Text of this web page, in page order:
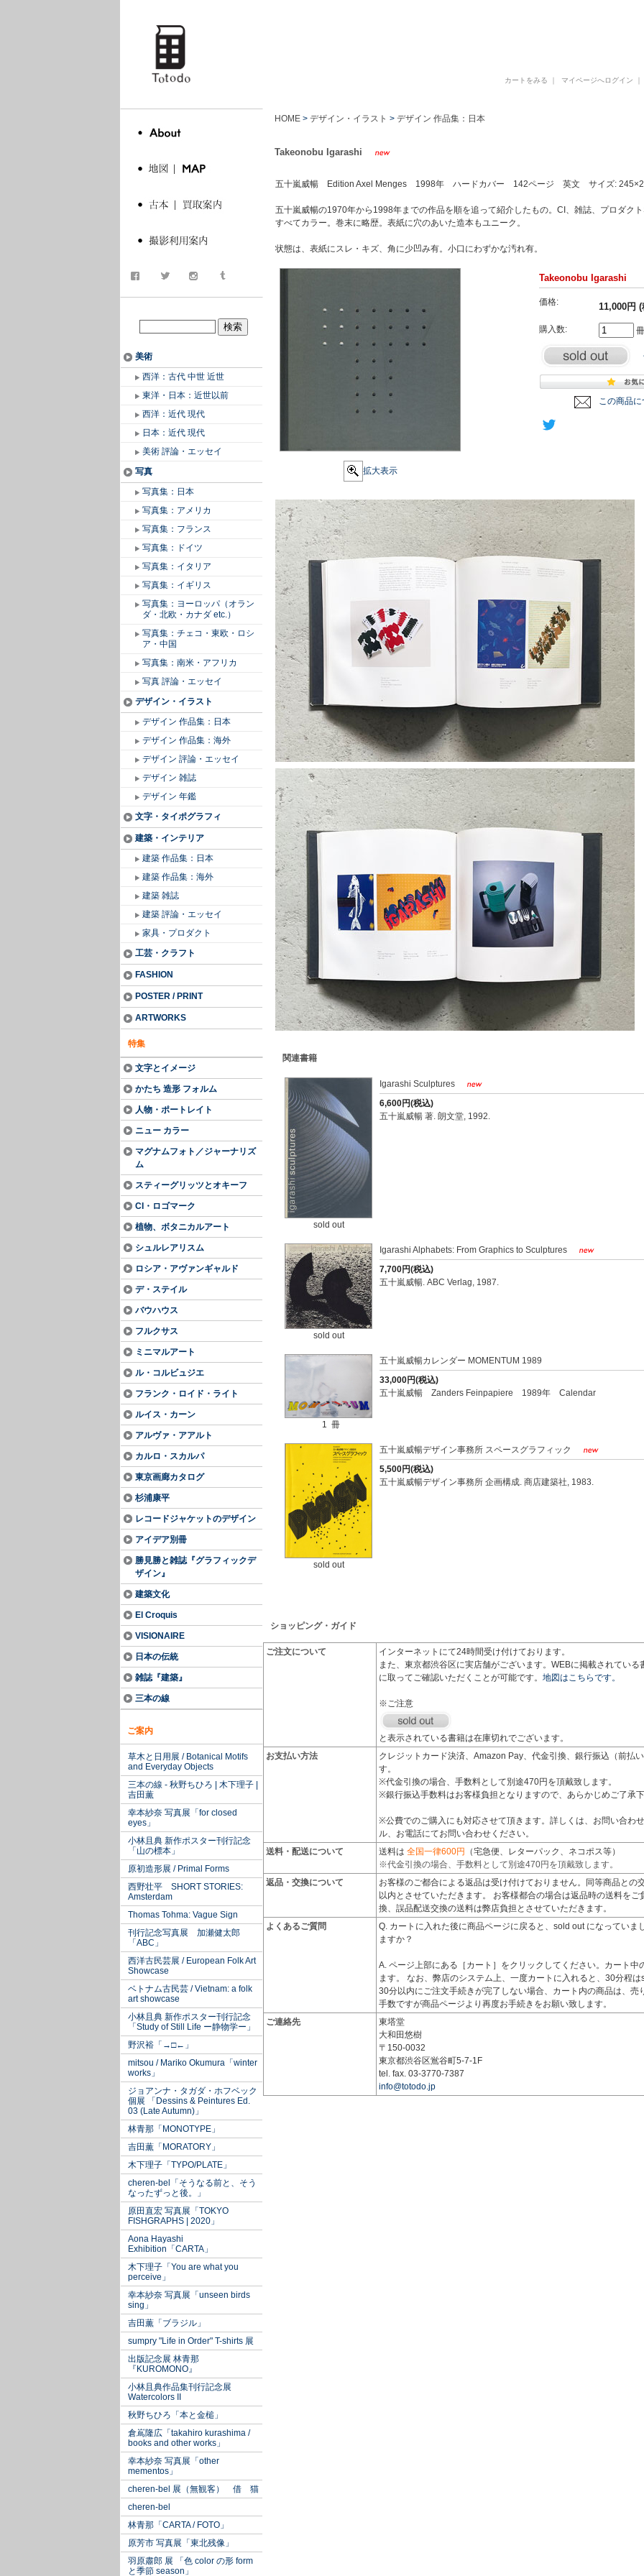
カートをみる マイページへログイン
美術
西洋：古代 中世 近世
東洋・日本：近世以前
西洋：近代 現代
日本：近代 現代
美術 評論・エッセイ
写真
写真集：日本
写真集：アメリカ
写真集：フランス
写真集：ドイツ
写真集：イタリア
写真集：イギリス
写真集：ヨーロッパ（オラン
ダ・北欧・カナダ etc.）
写真集：チェコ・東欧・ロシ
ア・中国
写真集：南米・アフリカ
写真 評論・エッセイ
デザイン・イラスト
デザイン 作品集：日本
デザイン 作品集：海外
デザイン 評論・エッセイ
デザイン 雑誌
デザイン 年鑑
文字・タイポグラフィ
建築・インテリア
建築 作品集：日本
建築 作品集：海外
建築 雑誌
建築 評論・エッセイ
家具・プロダクト
工芸・クラフト
FASHION
POSTER / PRINT
ARTWORKS
特集
文字とイメージ
かたち 造形 フォルム
人物・ポートレイト
ニュー カラー
マグナムフォト／ジャーナリズ
ム
スティーグリッツとオキーフ
CI・ロゴマーク
植物、ボタニカルアート
シュルレアリスム
ロシア・アヴァンギャルド
デ・ステイル
バウハウス
フルクサス
ミニマルアート
ル・コルビュジエ
フランク・ロイド・ライト
ルイス・カーン
アルヴァ・アアルト
カルロ・スカルパ
東京画廊カタログ
杉浦康平
レコードジャケットのデザイン
アイデア別冊
勝見勝と雑誌『グラフィックデ
ザイン』
建築文化
El Croquis
VISIONAIRE
日本の伝統
雑誌『建築』
三本の線
ご案内
草木と日用展 / Botanical Motifs
and Everyday Objects
三本の線 - 秋野ちひろ | 木下理子 |
吉田薫
幸本紗奈 写真展「for closed
eyes」
小林且典 新作ポスター刊行記念
「山の標本」
原初造形展 / Primal Forms
西野壮平 SHORT STORIES:
Amsterdam
Thomas Tohma: Vague Sign
刊行記念写真展 加瀬健太郎
「ABC」
西洋古民芸展 / European Folk Art
Showcase
ベトナム古民芸 / Vietnam: a folk
art showcase
小林且典 新作ポスター刊行記念
「Study of Still Life ー静物学ー」
野沢裕「→□←」
mitsou / Mariko Okumura「winter
works」
ジョアンナ・タガダ・ホフベック
個展 「Dessins & Peintures Ed.
03 (Late Autumn)」
林青那「MONOTYPE」
吉田薫「MORATORY」
木下理子「TYPO/PLATE」
cheren-bel「そうなる前と、そう
なったずっと後。」
原田直宏 写真展「TOKYO
FISHGRAPHS | 2020」
Aona Hayashi
Exhibition「CARTA」
木下理子「You are what you
perceive」
幸本紗奈 写真展「unseen birds
sing」
吉田薫「ブラジル」
sumpry "Life in Order" T-shirts 展
出版記念展 林青那
『KUROMONO』
小林且典作品集刊行記念展
Watercolors II
秋野ちひろ「本と金槌」
倉嶌隆広「takahiro kurashima /
books and other works」
幸本紗奈 写真展「other
mementos」
cheren-bel 展（無観客） 借 猫
cheren-bel
林青那「CARTA / FOTO」
原芳市 写真展「東北残像」
羽原肅郎 展 「色 color の形 form
と季節 season」
HOME > デザイン・イラスト > デザイン 作品集：日本
Takeonobu Igarashi
五十嵐威暢 Edition Axel Menges 1998年 ハードカバー 142ページ 英文 サイズ:
五十嵐威暢の1970年から1998年までの作品を順を追って紹介したもの。CI、雑誌、プロダク
すべてカラー。巻末に略歴。表紙に穴のあいた造本もユニーク。
状態は、表紙にスレ・キズ、角に少凹み有。小口にわずかな汚れ有。
拡大表示
Takeonobu Igarashi
価格: 11,000円 (
購入数: 冊
この商品
関連書籍
sold out
Igarashi Sculptures
6,600円(税込)
五十嵐威暢 著. 朗文堂, 1992.
sold out
Igarashi Alphabets: From Graphics to Sculptures
7,700円(税込)
五十嵐威暢. ABC Verlag, 1987.
1 冊
五十嵐威暢カレンダー MOMENTUM 1989
33,000円(税込)
五十嵐威暢 Zanders Feinpapiere 1989年 Calendar
sold out
五十嵐威暢デザイン事務所 スペースグラフィック
5,500円(税込)
五十嵐威暢デザイン事務所 企画構成. 商店建築社, 1983.
ショッピング・ガイド
ご注文について
インターネットにて24時間受け付けております。
また、東京都渋谷区に実店舗がございます。WEBに掲載されている
に取ってご確認いただくことが可能です。 地図はこちらです。
※ご注意
と表示されている書籍は在庫切れでございます。
お支払い方法
クレジットカード決済、Amazon Pay、代金引換、銀行振込（前払
す。
※代金引換の場合、手数料として別途470円を頂戴致します。
※銀行振込手数料はお客様負担となりますので、あらかじめご了承下
※公費でのご購入にも対応させて頂きます。詳しくは、お問い合わ
ル、お電話にてお問い合わせください。
送料・配送について
送料は 全国一律600円
（宅急便、レターパック、ネコポス等）
※代金引換の場合、手数料として別途470円を頂戴致します。
返品・交換について
お客様のご都合による返品は受け付けておりません。同等商品との
以内とさせていただきます。 お客様都合の場合は返品時の送料をご
換、誤品配送交換の送料は弊店負担とさせていただきます。
よくあるご質問
Q. カートに入れた後に商品ページに戻ると、sold out になっていま
ますか？
A. ページ上部にある［カート］をクリックしてください。カート中
ます。 なお、弊店のシステム上、一度カートに入れると、30分程は
30分以内にご注文手続きが完了しない場合、カート内の商品は、売
手数ですが商品ページより再度お手続きをお願い致します。
ご連絡先
東塔堂
大和田悠樹
〒150-0032
東京都渋谷区鴬谷町5-7-1F
tel. fax. 03-3770-7387
info@totodo.jp